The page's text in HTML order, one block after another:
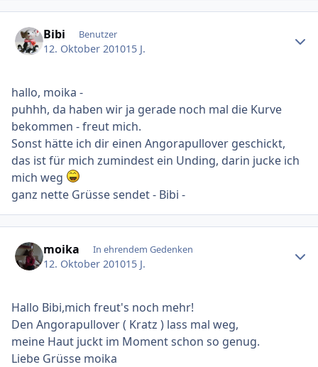
Bibi Benutzer
12. Oktober 201015 J.
hallo, moika -
puhhh, da haben wir ja gerade noch mal die Kurve
bekommen - freut mich.
Sonst hätte ich dir einen Angorapullover geschickt,
das ist für mich zumindest ein Unding, darin jucke ich
mich weg
ganz nette Grüsse sendet - Bibi -
moika In ehrendem Gedenken
12. Oktober 201015 J.
Hallo Bibi,mich freut's noch mehr!
Den Angorapullover ( Kratz ) lass mal weg,
meine Haut juckt im Moment schon so genug.
Liebe Grüsse moika